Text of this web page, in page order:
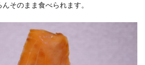
そのまま食べられます。